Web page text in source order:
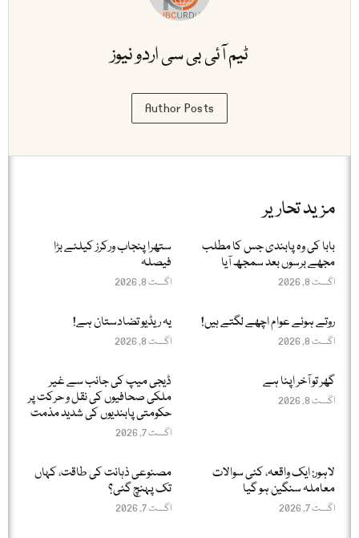
ٹیم آئی بی سی اردو نیوز
Author Posts
مزید تحاریر
بابا کی وہ پابندی جس کا مطلب
مجھے برسوں بعد سمجھ آیا
اگست 8, 2026
ستھرا پنجاب ورکرز کیلئے بڑا
فیصلہ
اگست 8, 2026
روتے ہوئے عوام اچھے لگتے ہیں!
اگست 8, 2026
یہ ریڈیو تضادستان ہے!
اگست 8, 2026
گھر تو آخر اپنا ہے
اگست 8, 2026
ڈیجی میپ کی جانب سے غیر
ملکی صحافیوں کی نقل و حرکت پر
حکومتی پابندیوں کی شدید مذمت
اگست 7, 2026
لاہور: ایک واقعہ، کئی سوالات
معاملہ سنگین ہو گیا
اگست 7, 2026
مصنوعی ذہانت کی طاقت، کہاں
تک پہنچ گئی؟
اگست 7, 2026